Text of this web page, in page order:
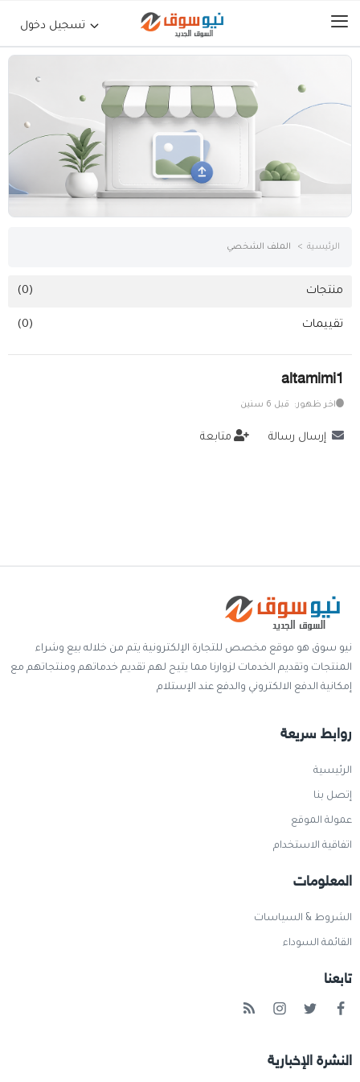
تسجيل دخول
الرئيسية
جوالات أجهزة لوحية
أثاث وديكورات
خدمات
الرئيسية الملف الشخصي
منتجات (0)
تقييمات (0)
altamimi1
اخر ظهور: قبل 6 سنين
إرسال رسالة متابعة
نيو سوق هو موقع مخصص للتجارة الإلكترونية يتم من خلاله بيع وشراء
المنتجات وتقديم الخدمات لزوارنا مما يتيح لهم تقديم خدماتهم ومنتجاتهم مع
إمكانية الدفع الالكتروني والدفع عند الإستلام
روابط سريعة
الرئيسية
إتصل بنا
عمولة الموقع
اتفاقية الاستخدام
المعلومات
الشروط & السياسات
القائمة السوداء
تابعنا
النشرة الإخبارية